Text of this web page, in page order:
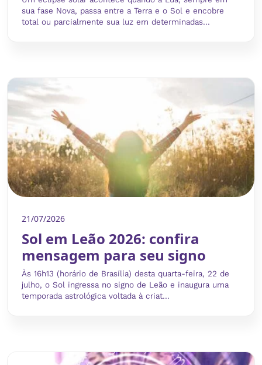
sua fase Nova, passa entre a Terra e o Sol e encobre
total ou parcialmente sua luz em determinadas...
21/07/2026
Sol em Leão 2026: confira
mensagem para seu signo
Às 16h13 (horário de Brasília) desta quarta-feira, 22 de
julho, o Sol ingressa no signo de Leão e inaugura uma
temporada astrológica voltada à criat...